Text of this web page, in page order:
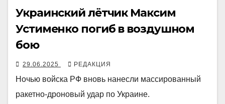
Украинский лётчик Максим
Устименко погиб в воздушном
бою
29.06.2025 РЕДАКЦИЯ
Ночью войска РФ вновь нанесли массированный
ракетно-дроновый удар по Украине.